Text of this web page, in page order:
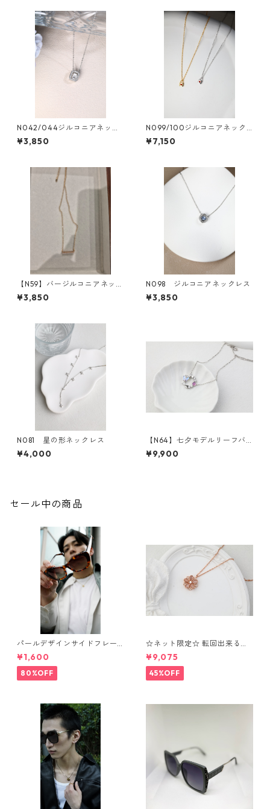
N042/044ジルコニアネック
レス
¥3,850
N099/100ジルコニアネック
レス
¥7,150
【N59】バージルコニアネック
レス
¥3,850
N098 ジルコニアネックレス
¥3,850
N081 星の形ネックレス
¥4,000
【N64】七夕モデルリーフバ
タフライジルコニアネックレ
ス
¥9,900
セール中の商品
パールデザインサイドフレー
ムサングラス（Brown）** Sin
Sin*
¥1,600
80%OFF
☆ネット限定☆ 転回出来る
花 ネックレス⁺ブレスレッ
ト OS7
¥9,075
45%OFF